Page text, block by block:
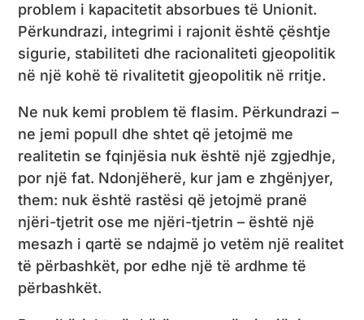
problem i kapacitetit absorbues të Unionit.
Përkundrazi, integrimi i rajonit është çështje
sigurie, stabiliteti dhe racionaliteti gjeopolitik
në një kohë të rivalitetit gjeopolitik në rritje.
Ne nuk kemi problem të flasim. Përkundrazi –
ne jemi popull dhe shtet që jetojmë me
realitetin se fqinjësia nuk është një zgjedhje,
por një fat. Ndonjëherë, kur jam e zhgënjyer,
them: nuk është rastësi që jetojmë pranë
njëri-tjetrit ose me njëri-tjetrin – është një
mesazh i qartë se ndajmë jo vetëm një realitet
të përbashkët, por edhe një të ardhme të
përbashkët.